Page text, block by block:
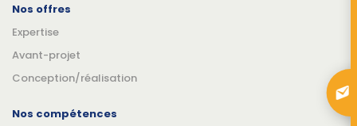
Nos offres
Expertise
Avant-projet
Conception/réalisation
Nos compétences